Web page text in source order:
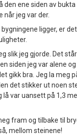
den ene siden av
jeg var der.
ligger, er
slik jeg gjorde. Det
siden jeg var alene
gikk bra. Jeg la meg
det stikker ut noen
lå var uansett på 1,3
fram og tilbake til
mellom steinene!